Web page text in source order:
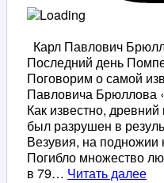
Карл Павлович
Последний день
Поговорим о самой
Павловича Брюллова
Как известно,
был разрушен в
Везувия, на подножии
Погибло множество
в 79… Читать далее